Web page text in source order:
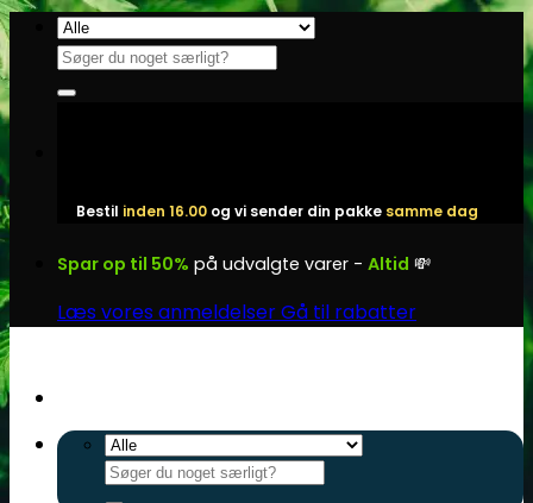
Fortsæt
indhold
Søg
efter:
Bestil inden 16.00 og vi sender din pakke samme dag
Spar op til 50% på udvalgte varer - Altid 💸
Læs vores anmeldelserGå til rabatter
Søg